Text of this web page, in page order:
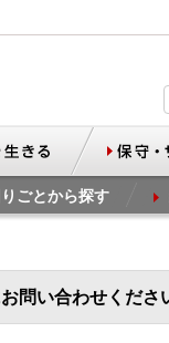
ごとから探す
問い合わせくださ